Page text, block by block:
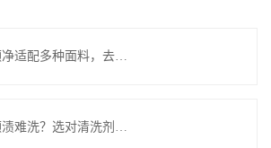
甘肃衣领净适配多种面料，去污同时能否保护衣物纤维？
甘肃衣领渍难洗？选对清洗剂配方就行